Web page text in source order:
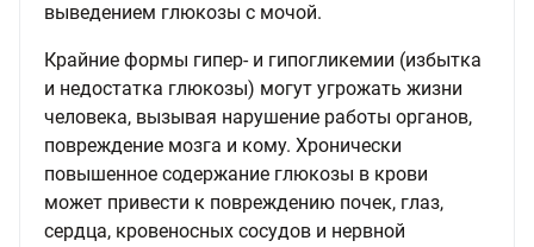
выведением глюкозы с мочой.
Крайние формы гипер- и гипогликемии (избытка
и недостатка глюкозы) могут угрожать жизни
человека, вызывая нарушение работы органов,
повреждение мозга и кому. Хронически
повышенное содержание глюкозы в крови
может привести к повреждению почек, глаз,
сердца, кровеносных сосудов и нервной